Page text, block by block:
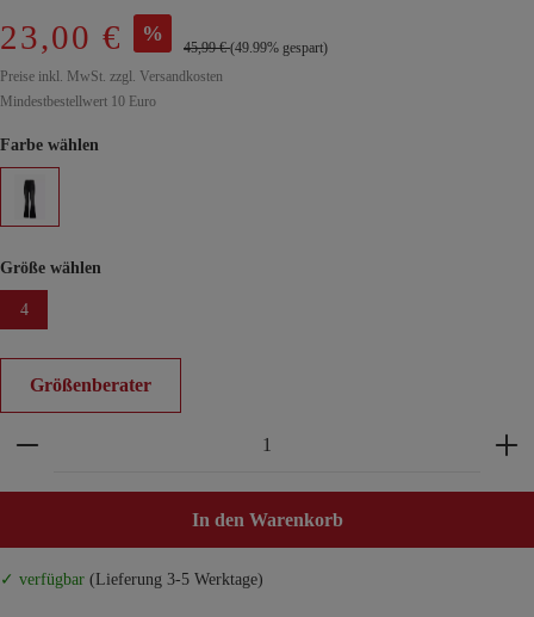
23,00 € %
45,99 €(49.99% gespart)
Preise inkl. MwSt. zzgl. Versandkosten
Mindestbestellwert 10 Euro
Farbe wählen
Größe wählen
4
Größenberater
Produkt Anzahl: Gib den gewünschten Wert ein
In den Warenkorb
✓ verfügbar (Lieferung 3-5 Werktage)